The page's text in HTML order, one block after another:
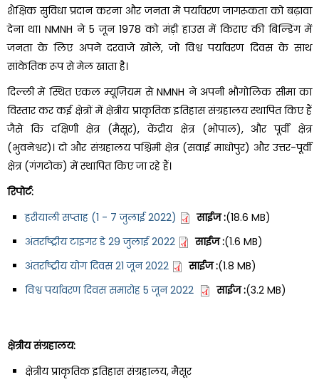
शैक्षिक सुविधा प्रदान करना और जनता में पर्यावरण जागरूकता को बढ़ावा
देना था। NMNH ने 5 जून 1978 को मंड़ी हाउस में किराए की बिल्डिंग में
जनता के लिए अपने दरवाजे खोले, जो विश्व पर्यावरण दिवस के साथ
सांकेतिक रूप से मेल खाता है।
दिल्ली में स्थित एकल म्यूज़ियम से NMNH ने अपनी भौगोलिक सीमा का
विस्तार कर कई क्षेत्रों में क्षेत्रीय प्राकृतिक इतिहास संग्रहालय स्थापित किए हैं
जैसे कि दक्षिणी क्षेत्र (मैसूर), केंद्रीय क्षेत्र (भोपाल), और पूर्वी क्षेत्र
(भुवनेश्वर)। दो और संग्रहालय पश्चिमी क्षेत्र (सवाई माधोपुर) और उत्तर-पूर्वी
क्षेत्र (गंगटोक) में स्थापित किए जा रहे हैं।
रिपोर्ट:
हरीयाली सप्ताह (1 - 7 जुलाई 2022)
साईज :(18.6 MB)
अंतर्राष्ट्रीय टाइगर डे 29 जुलाई 2022
साईज :(1.6 MB)
अंतर्राष्ट्रीय योग दिवस 21 जून 2022
साईज :(1.8 MB)
विश्व पर्यावरण दिवस समारोह 5 जून 2022
साईज :(3.2 MB)
क्षेत्रीय संग्रहालय:
क्षेत्रीय प्राकृतिक इतिहास संग्रहालय, मैसूर